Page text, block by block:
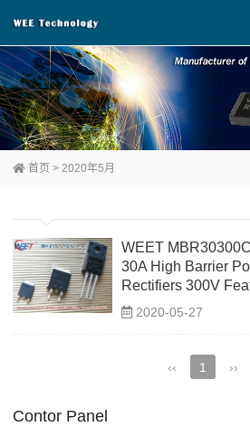
首页 > 2020年5月
WEET
30A High Barrier
Rectifiers 300V
2020-05-27
‹‹ 1 ››
Contor Panel